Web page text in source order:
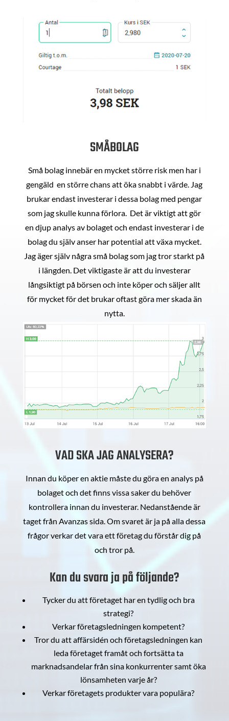
SMÅBOLAG
Små bolag innebär en mycket större risk men har i
gengäld en större chans att öka snabbt i värde. Jag
brukar endast investerar i dessa bolag med pengar
som jag skulle kunna förlora. Det är viktigt att gör
en djup analys av bolaget och endast investerar i de
bolag du själv anser har potential att växa mycket.
Jag äger själv några små bolag som jag tror starkt på
i längden. Det viktigaste är att du investerar
långsiktigt på börsen och inte köper och säljer allt
för mycket för det brukar oftast göra mer skada än
nytta.
VAD SKA JAG ANALYSERA?
Innan du köper en aktie måste du göra en analys på
bolaget och det finns vissa saker du behöver
kontrollera innan du investerar. Nedanstående är
taget från Avanzas sida. Om svaret är ja på alla dessa
frågor verkar det vara ett företag du förstår dig på
och tror på.
Kan du svara ja på följande?
Tycker du att företaget har en tydlig och bra
strategi?
Verkar företagsledningen kompetent?
Tror du att affärsidén och företagsledningen kan
leda företaget framåt och fortsätta ta
marknadsandelar från sina konkurrenter samt öka
lönsamheten varje år?
Verkar företagets produkter vara populära?